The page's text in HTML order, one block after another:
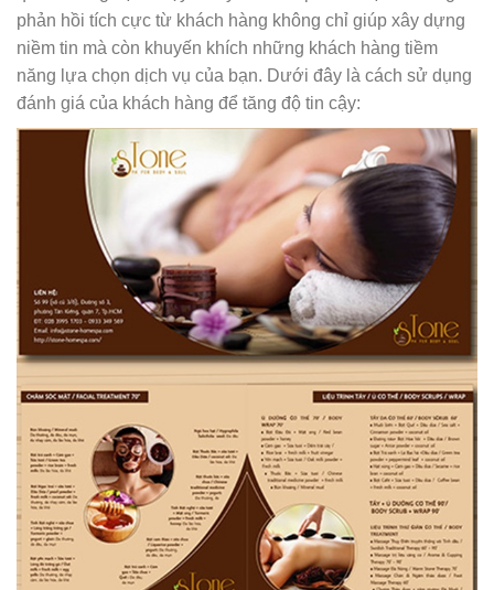
phản hồi tích cực từ khách hàng không chỉ giúp xây dựng
niềm tin mà còn khuyến khích những khách hàng tiềm
năng lựa chọn dịch vụ của bạn. Dưới đây là cách sử dụng
đánh giá của khách hàng để tăng độ tin cậy: